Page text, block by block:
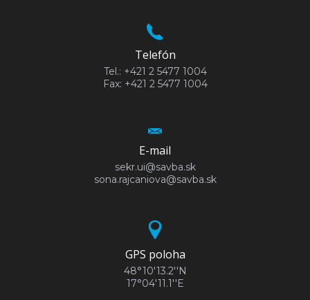
Telefón
Tel.: +421 2 5477 1004
Fax: +421 2 5477 1004
E-mail
sekr.ui@savba.sk
sona.rajcaniova@savba.sk
GPS poloha
48°10'13.2''N
17°04'11.1''E